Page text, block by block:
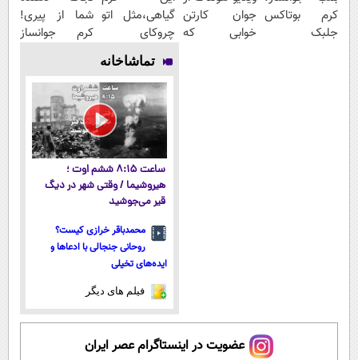
کرم بوتاکس
جلبک
جوان کارتن
خوابی که
گیاهی،مثل اتو
چروکای
پوستتوصاف
میکنه!50%تخفیف
شما از پیری!
کرم جوانساز
تماشاخانه
ساعت ۸:۱۵ ششم اوت ؛
هیروشیما / وقتی شهر در دیگ
قیر می‌جوشید
محمدباقر خرازی کیست؟
روحانی جنجالی با ادعاها و
ایده‌های تخیلی
فیلم های دیگر
عضویت در اینستاگرام عصر ایران